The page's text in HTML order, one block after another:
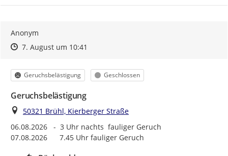
Anonym
Zeitpunkt des Erstellens
Zeitpunkt des Erstellens
7. August um 10:41
Kategorie
Geruchsbelästigung Status
Geschlossen
Geruchsbelästigung
Ort
50321 Brühl, Kierberger Straße
06.08.2026   -  3 Uhr nachts  fauliger Geruch
07.08.2026      7.45 Uhr fauliger Geruch